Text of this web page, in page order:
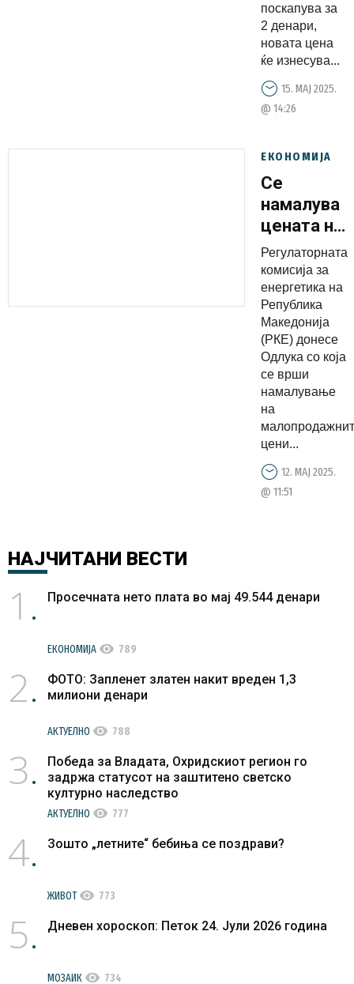
поскапува за
2 денари,
новата цена
ќе изнесува...
15. МАЈ 2025.
@ 14:26
ЕКОНОМИЈА
Се
намалува
цената на
дизелот
Регулаторната
комисија за
енергетика на
Република
Македонија
(РКЕ) донесе
Одлука со која
се врши
намалување
на
цени...
12. МАЈ 2025.
@ 11:51
НАЈЧИТАНИ ВЕСТИ
1 Просечната нето плата во мај 49.544 денари
ЕКОНОМИЈА visibility 789
2
ФОТО: Запленет златен накит вреден 1,3
милиони денари
АКТУЕЛНО visibility 788
3
Победа за Владата, Охридскиот регион го
задржа статусот на заштитено светско
културно наследство
АКТУЕЛНО visibility 777
4 Зошто „летните“ бебиња се поздрави?
ЖИВОТvisibility 773
5 Дневен хороскоп: Петок 24. Јули 2026 година
МОЗАИК visibility 734